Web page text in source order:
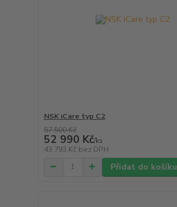
NSK iCare typ C2
57 500 Kč
52 990 Kč/ks
43 793 Kč bez DPH
Přidat do košíku